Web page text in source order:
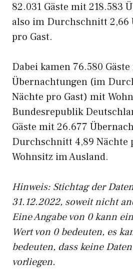
82.031 Gäste mit 218.583
also im Durchschnitt 2,66
pro Gast.
Dabei kamen 76.580
Übernachtungen (im
Nächte pro Gast) mit
Bundesrepublik
Gäste mit 26.677
Durchschnitt 4,89 Nächte
Wohnsitz im Ausland.
Hinweis: Stichtag der
31.12.2022, soweit nicht
Eine Angabe von 0 kann
Wert von 0 bedeuten, es
bedeuten, dass keine
vorliegen.